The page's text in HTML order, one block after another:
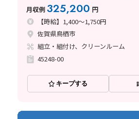
月収例 325,200 円
【時給】1,400～1,750円
佐賀県鳥栖市
組立・組付け、クリーンルーム
45248-00
キープする